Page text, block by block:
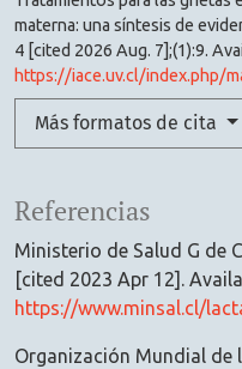
materna: una síntesis de
4 [cited 2026 Aug. 7];(1):9.
https://iace.uv.cl/index.php/
Más formatos de cita
Referencias
Ministerio de Salud G de
[cited 2023 Apr 12].
https://www.minsal.cl/
Organización Mundial de